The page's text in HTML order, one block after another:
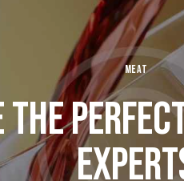
MEAT